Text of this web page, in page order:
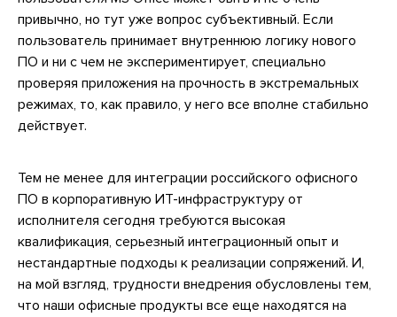
привычно, но тут уже вопрос субъективный. Если
пользователь принимает внутреннюю логику нового
ПО и ни с чем не экспериментирует, специально
проверяя приложения на прочность в экстремальных
режимах, то, как правило, у него все вполне стабильно
действует.
Тем не менее для интеграции российского офисного
ПО в корпоративную ИТ-инфраструктуру от
исполнителя сегодня требуются высокая
квалификация, серьезный интеграционный опыт и
нестандартные подходы к реализации сопряжений. И,
на мой взгляд, трудности внедрения обусловлены тем,
что наши офисные продукты все еще находятся на